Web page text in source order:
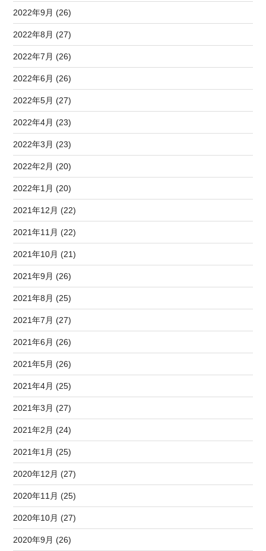
2022年9月 (26)
2022年8月 (27)
2022年7月 (26)
2022年6月 (26)
2022年5月 (27)
2022年4月 (23)
2022年3月 (23)
2022年2月 (20)
2022年1月 (20)
2021年12月 (22)
2021年11月 (22)
2021年10月 (21)
2021年9月 (26)
2021年8月 (25)
2021年7月 (27)
2021年6月 (26)
2021年5月 (26)
2021年4月 (25)
2021年3月 (27)
2021年2月 (24)
2021年1月 (25)
2020年12月 (27)
2020年11月 (25)
2020年10月 (27)
2020年9月 (26)